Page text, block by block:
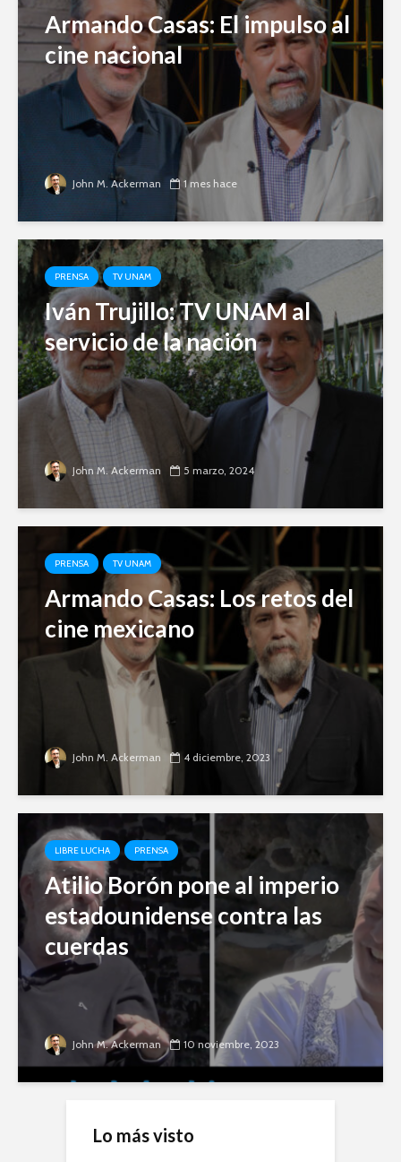
Armando Casas: El impulso al
cine nacional
John M. Ackerman 1 mes hace
PRENSA TV UNAM
Iván Trujillo: TV UNAM al
servicio de la nación
John M. Ackerman 5 marzo, 2024
PRENSA TV UNAM
Armando Casas: Los retos del
cine mexicano
John M. Ackerman 4 diciembre, 2023
LIBRE LUCHA PRENSA
Atilio Borón pone al imperio
estadounidense contra las
cuerdas
John M. Ackerman 10 noviembre, 2023
Lo más visto